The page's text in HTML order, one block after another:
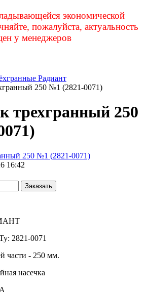
экономической
пожалуйста, актуальность
у менеджеров
Радиант
250 №1 (2821-0071)
трехгранный 250
16:42
Заказать
: 2821-0071
части - 250 мм.
насечка